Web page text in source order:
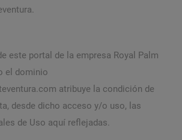
este portal de la empresa Royal Palm
el dominio
atribuye la condición de
desde dicho acceso y/o uso, las
de Uso aquí reflejadas.